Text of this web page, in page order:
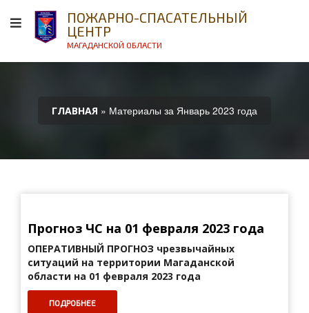
ПОЖАРНО-СПАСАТЕЛЬНЫЙ
ЦЕНТР
МАГАДАНСКОЙ ОБЛАСТИ
ГЛАВНАЯ » Материалы за Январь 2023 года
Прогноз ЧС на 01 февраля 2023 года
ОПЕРАТИВНЫЙ ПРОГНОЗ чрезвычайных
ситуаций на территории Магаданской
области на 01 февраля 2023 года
ПОДРОБНЕЕ